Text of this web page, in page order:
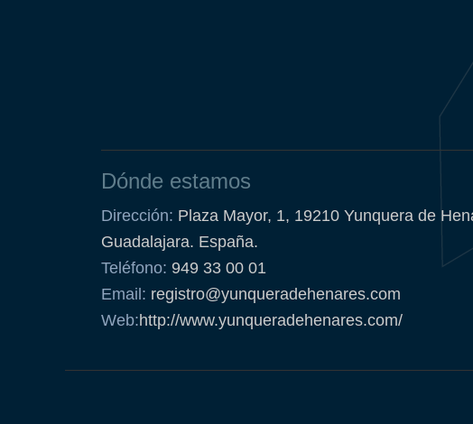
Dónde estamos
Dirección: Plaza Mayor, 1, 19210 Yunquera de
Guadalajara. España.
Teléfono: 949 33 00 01
Email: registro@yunqueradehenares.com
Web:http://www.yunqueradehenares.com/